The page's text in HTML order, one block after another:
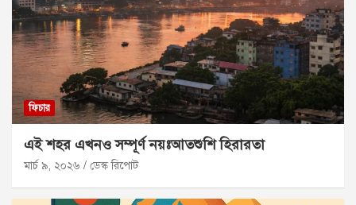
ফিচার
এই শহর এখনও সম্পূর্ণ নয়ঃআতশুশি হিরারতা
মার্চ ৯, ২০২৬ ডেস্ক রিপোট